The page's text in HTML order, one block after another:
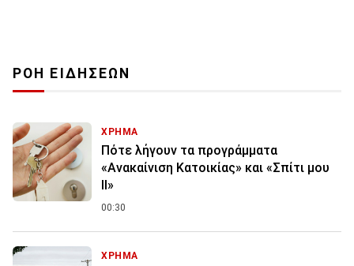
ΡΟΗ ΕΙΔΗΣΕΩΝ
ΧΡΗΜΑ
Πότε λήγουν τα προγράμματα
«Ανακαίνιση Κατοικίας» και «Σπίτι μου
ΙΙ»
00:30
ΧΡΗΜΑ